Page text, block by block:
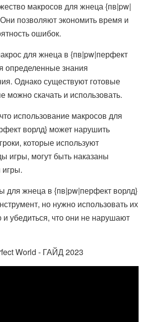
макросов для жнеца {пв|pw|
позволяют экономить время и
ошибок.
для жнеца в {пв|pw|перфект
определенные знания
Однако существуют готовые
можно скачать и использовать.
использование макросов для
ворлд} может нарушить
которые используют
игры, могут быть наказаны
для жнеца в {пв|pw|перфект ворлд}
но нужно использовать их
и убедиться, что они не нарушают
World - ГАЙД 2023